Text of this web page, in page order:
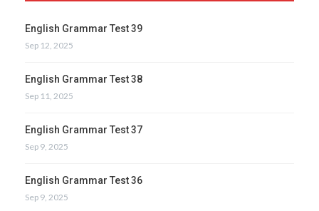
English Grammar Test 39
Sep 12, 2025
English Grammar Test 38
Sep 11, 2025
English Grammar Test 37
Sep 9, 2025
English Grammar Test 36
Sep 9, 2025